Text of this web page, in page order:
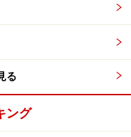
り早く、だいたいGW
。GWの後半から天気
て日にちは違います
市で行われる海の神
る
ング